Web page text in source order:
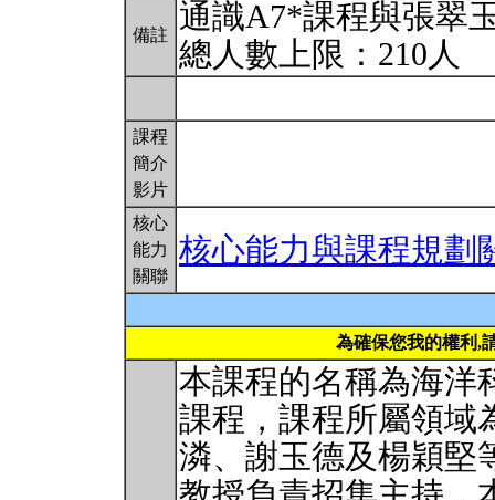
備註
通識A7*課程與張翠
總人數上限：210人
課程
簡介
影片
核心
能力
關聯
核心能力與課程規劃
為確保您我的權利,
本課程的名稱為海洋
課程，課程所屬領域
潾、謝玉德及楊穎堅